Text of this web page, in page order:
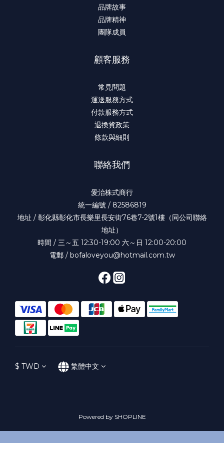
品牌故事
品牌精神
團隊成員
顧客服務
常見問題
運送服務方式
付款服務方式
退換貨政策
條款與細則
聯絡我們
愛治株式商行
統一編號 / 82586819
地址 / 彰化縣彰化市長樂里長安街76巷7-2號1樓（同公司聯絡
地址）
時間 / 三～五 12:30-19:00 六～日 12:00-20:00
電郵 / bofaloveyou@hotmail.com.tw
$ TWD 繁體中文
Powered by SHOPLINE